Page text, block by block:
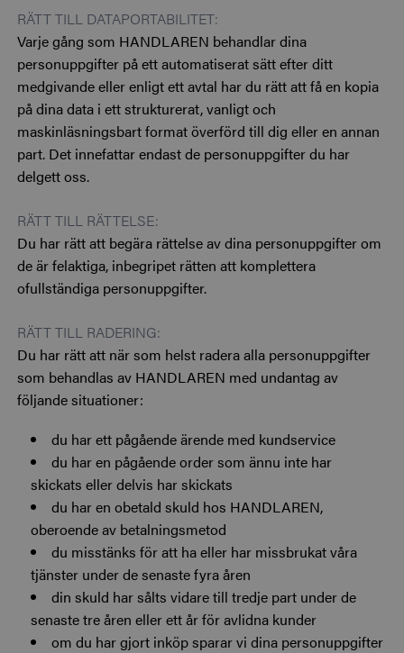
RÄTT TILL DATAPORTABILITET:
Varje gång som HANDLAREN behandlar dina
personuppgifter på ett automatiserat sätt efter ditt
medgivande eller enligt ett avtal har du rätt att få en kopia
på dina data i ett strukturerat, vanligt och
maskinläsningsbart format överförd till dig eller en annan
part. Det innefattar endast de personuppgifter du har
delgett oss.
RÄTT TILL RÄTTELSE:
Du har rätt att begära rättelse av dina personuppgifter om
de är felaktiga, inbegripet rätten att komplettera
ofullständiga personuppgifter.
RÄTT TILL RADERING:
Du har rätt att när som helst radera alla personuppgifter
som behandlas av HANDLAREN med undantag av
följande situationer:
du har ett pågående ärende med kundservice
du har en pågående order som ännu inte har
skickats eller delvis har skickats
du har en obetald skuld hos HANDLAREN,
oberoende av betalningsmetod
du misstänks för att ha eller har missbrukat våra
tjänster under de senaste fyra åren
din skuld har sålts vidare till tredje part under de
senaste tre åren eller ett år för avlidna kunder
om du har gjort inköp sparar vi dina personuppgifter